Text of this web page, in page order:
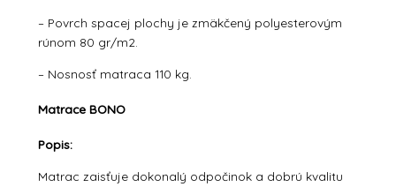
– Povrch spacej plochy je zmäkčený polyesterovým
rúnom 80 gr/m2.
– Nosnosť matraca 110 kg.
Matrace BONO
Popis:
Matrac zaisťuje dokonalý odpočinok a dobrú kvalitu